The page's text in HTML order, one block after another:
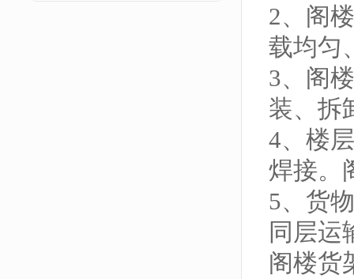
2、阁
载均匀
3、阁
装、拆
4、楼
焊接。
5、货
同层运
阁楼货